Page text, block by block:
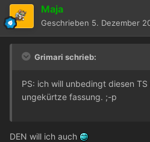
Maja
Geschrieben 5. Dezember
Grimari schrieb:
PS: ich will unbedingt diesen
ungekürtze fassung. ;-p
DEN will ich auch